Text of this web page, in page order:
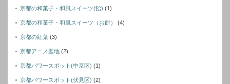
京都の和菓子・和風スイーツ(飴) (1)
京都の和菓子・和風スイーツ（お餅） (4)
京都の紅葉 (3)
京都アニメ聖地 (2)
京都パワースポット(中京区) (1)
京都パワースポット(伏見区) (2)